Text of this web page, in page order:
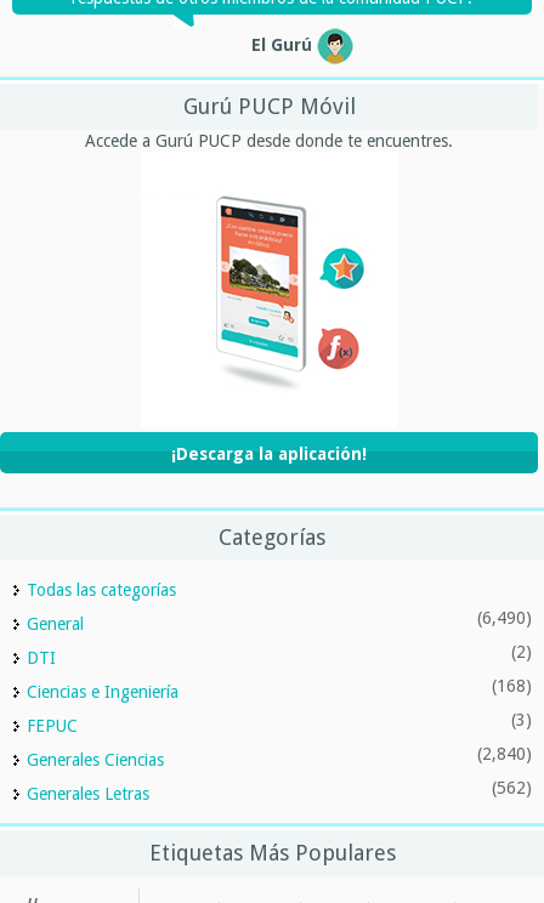
El Gurú
Gurú PUCP Móvil
Accede a Gurú PUCP desde donde te encuentres.
¡Descarga la aplicación!
Categorías
Todas las categorías
General
(6,490)
DTI (2)
Ciencias e Ingeniería (168)
FEPUC (3)
Generales Ciencias (2,840)
Generales Letras (562)
Etiquetas Más Populares